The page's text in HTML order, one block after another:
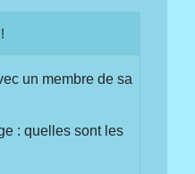
un membre de sa
: quelles sont les